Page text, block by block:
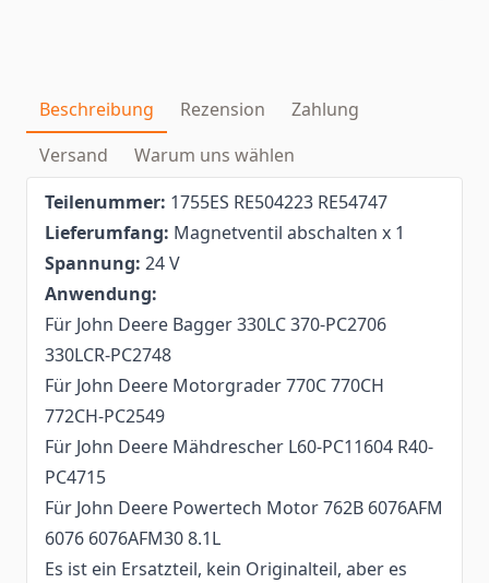
Beschreibung Rezension
Zahlung
Versand
Warum uns wählen
Teilenummer: 1755ES RE504223 RE54747
Lieferumfang: Magnetventil abschalten x 1
Spannung: 24 V
Anwendung:
Für John Deere Bagger 330LC 370-PC2706
330LCR-PC2748
Für John Deere Motorgrader 770C 770CH
772CH-PC2549
Für John Deere Mähdrescher L60-PC11604 R40-
PC4715
Für John Deere Powertech Motor 762B 6076AFM
6076 6076AFM30 8.1L
Es ist ein Ersatzteil, kein Originalteil, aber es